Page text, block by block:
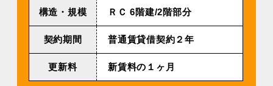
構造・規模 ＲＣ 6階建/2階部分
契約期間 普通賃貸借契約２年
更新料 新賃料の１ヶ月